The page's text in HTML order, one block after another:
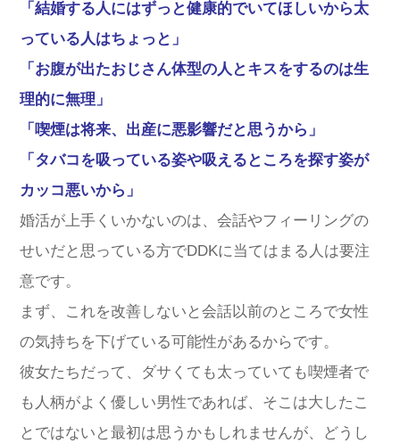
「結婚する人にはずっと健康的でいてほしいから太
っている人はちょっと」
「お腹が出たおじさん体型の人とキスをするのは生
理的に無理」
「喫煙は将来、出産に悪影響だと思うから」
「タバコを吸っている姿や吸えるところを探す姿が
カッコ悪いから」
婚活が上手くいかないのは、会話やフィーリングの
せいだと思っている方でDDKに当てはまる人は要注
意です。
まず、これを改善しないと会話以前のところで女性
の気持ちを下げている可能性があるからです。
彼女たちだって、ダサくても太っていても喫煙者で
も人柄がよく優しい男性であれば、そこは大したこ
とではないと最初は思うかもしれませんが、どうし